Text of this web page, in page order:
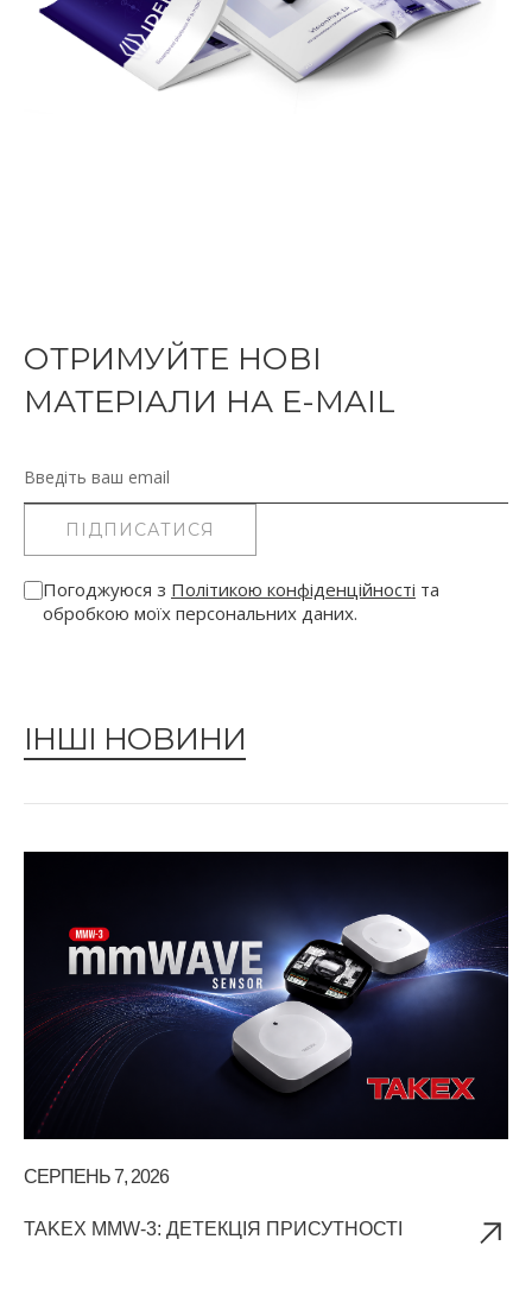
ОТРИМУЙТЕ НОВІ
МАТЕРІАЛИ НА E-MAIL
ПІДПИСАТИСЯ
Погоджуюся з Політикою конфіденційності та
обробкою моїх персональних даних.
ІНШІ НОВИНИ
СЕРПЕНЬ 7, 2026
TAKEX MMW-3: ДЕТЕКЦІЯ ПРИСУТНОСТІ